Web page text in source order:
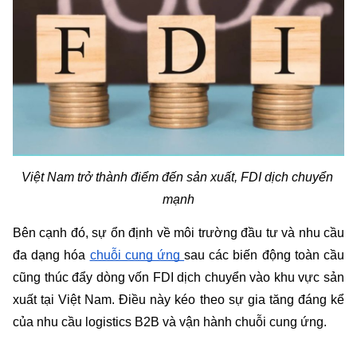
Việt Nam trở thành điểm đến sản xuất, FDI dịch chuyển
mạnh
Bên cạnh đó, sự ổn định về môi trường đầu tư và nhu cầu
đa dạng hóa chuỗi cung ứng sau các biến động toàn cầu
cũng thúc đẩy dòng vốn FDI dịch chuyển vào khu vực sản
xuất tại Việt Nam. Điều này kéo theo sự gia tăng đáng kể
của nhu cầu logistics B2B và vận hành chuỗi cung ứng.